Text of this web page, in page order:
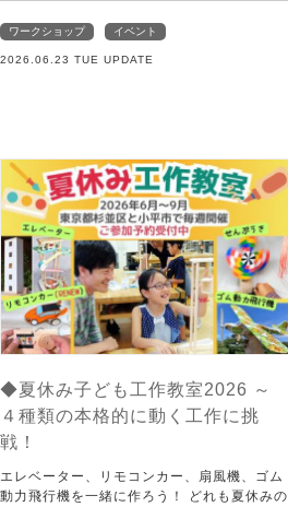
ワークショップ イベント
2026.06.23 TUE UPDATE
◆夏休み子ども工作教室2026 ～
４種類の本格的に動く工作に挑
戦！
エレベーター、リモコンカー、扇風機、ゴム
動力飛行機を一緒に作ろう！ どれも夏休みの